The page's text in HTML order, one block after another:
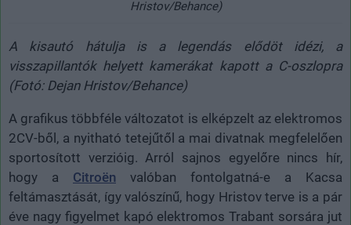
Hristov/Behance)
A kisautó hátulja is a legendás elődöt idézi, a
visszapillantók helyett kamerákat kapott a C-oszlopra
(Fotó: Dejan Hristov/Behance)
A grafikus többféle változatot is elképzelt az elektromos
2CV-ből, a nyitható tetejűtől a mai divatnak megfelelően
sportosított verzióig. Arról sajnos egyelőre nincs hír,
hogy a Citroën valóban fontolgatná-e a Kacsa
feltámasztását, így valószínű, hogy Hristov terve is a pár
éve nagy figyelmet kapó elektromos Trabant sorsára jut